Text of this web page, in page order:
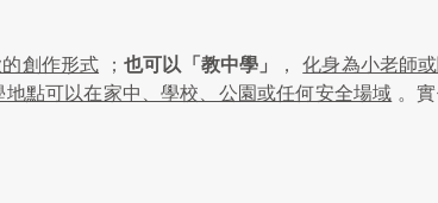
創作形式 ；也可以「教中學」 ，
化身為小老師
地點可以在家中、學校、公園或任何安全場域 。